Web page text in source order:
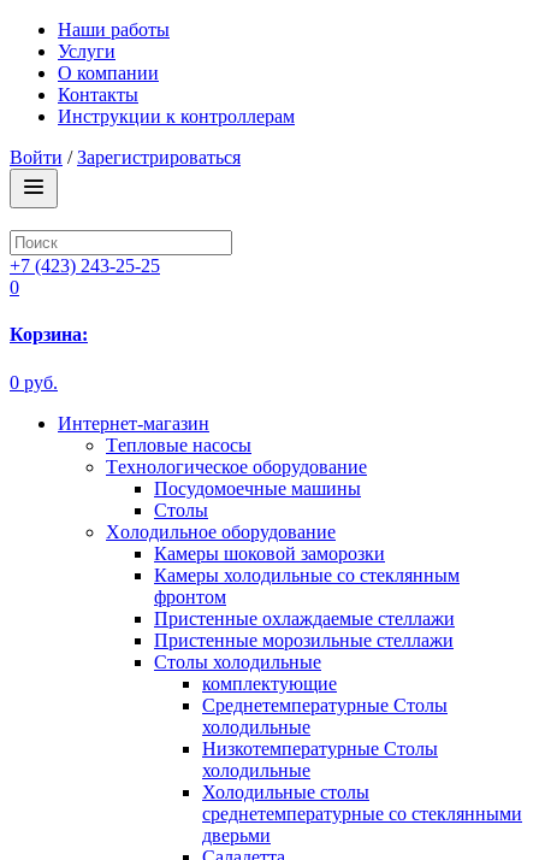
Наши работы
Услуги
О компании
Контакты
Инструкции к контроллерам
Войти /Зарегистрироваться
+7 (423) 243-25-25
0
Корзина:
0 руб.
Интернет-магазин
Tепловые насосы
Tехнологическое оборудование
Посудомоечные машины
Столы
Xолодильное оборудование
Камеры шоковой заморозки
Камеры холодильные со стеклянным
фронтом
Пристенные охлаждаемые стеллажи
Пристенные морозильные стеллажи
Столы холодильные
комплектующие
Среднетемпературные Столы
холодильные
Низкотемпературные Столы
холодильные
Холодильные столы
среднетемпературные со стеклянными
дверьми